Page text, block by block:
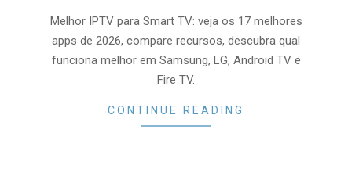
09
Melhor IPTV para Smart TV: veja os 17 melhores
apps de 2026, compare recursos, descubra qual
funciona melhor em Samsung, LG, Android TV e
Fire TV.
CONTINUE READING